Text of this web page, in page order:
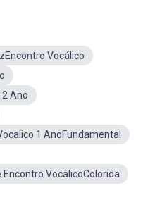
Vocálico
Ano
1 AnoFundamental
VocálicoColorida